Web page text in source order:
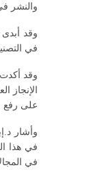
والنشر
وقد
في
وقد أكدت
الإنجاز
على رفع
وأشار
في هذا
في